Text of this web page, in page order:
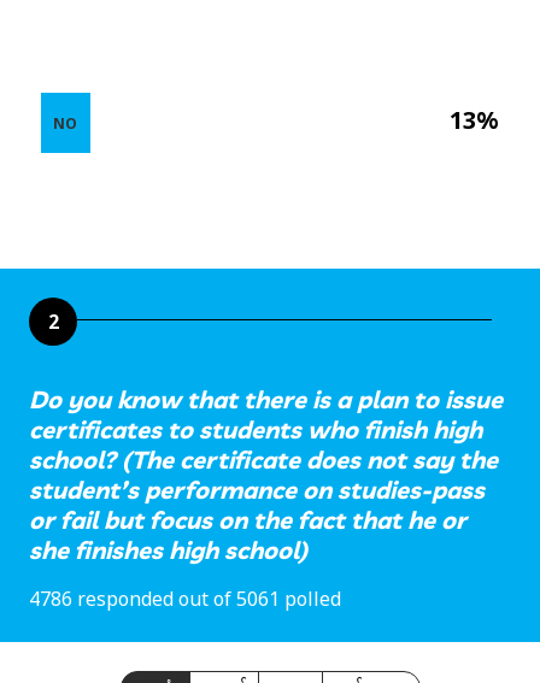
13%
NO
2
Do you know that there is a plan to issue
certificates to students who finish high
school? (The certificate does not say the
student’s performance on studies-pass
or fail but focus on the fact that he or
she finishes high school)
4786 responded out of 5061 polled